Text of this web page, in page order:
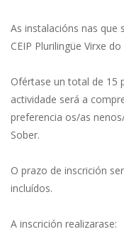
As instalacións nas que
CEIP Plurilingüe Virxe
Ofértase un total de 15
actividade será a
preferencia os/as
Sober.
O prazo de inscrición
incluídos.
A inscrición realizarase: